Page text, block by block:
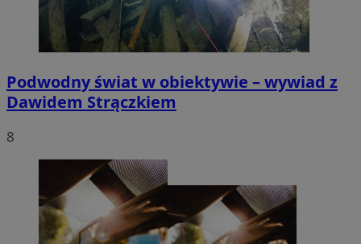
Podwodny świat w obiektywie – wywiad z
Dawidem Strączkiem
8